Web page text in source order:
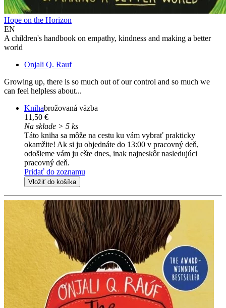
Hope on the Horizon
EN
A children's handbook on empathy, kindness and making a better
world
Onjali Q. Rauf
Growing up, there is so much out of our control and so much we
can feel helpless about...
Knihabrožovaná väzba
11,50 €
Na sklade > 5 ks
Táto kniha sa môže na cestu ku vám vybrať prakticky
okamžite! Ak si ju objednáte do 13:00 v pracovný deň,
odošleme vám ju ešte dnes, inak najneskôr nasledujúci
pracovný deň.
Pridať do zoznamu
Vložiť do košíka